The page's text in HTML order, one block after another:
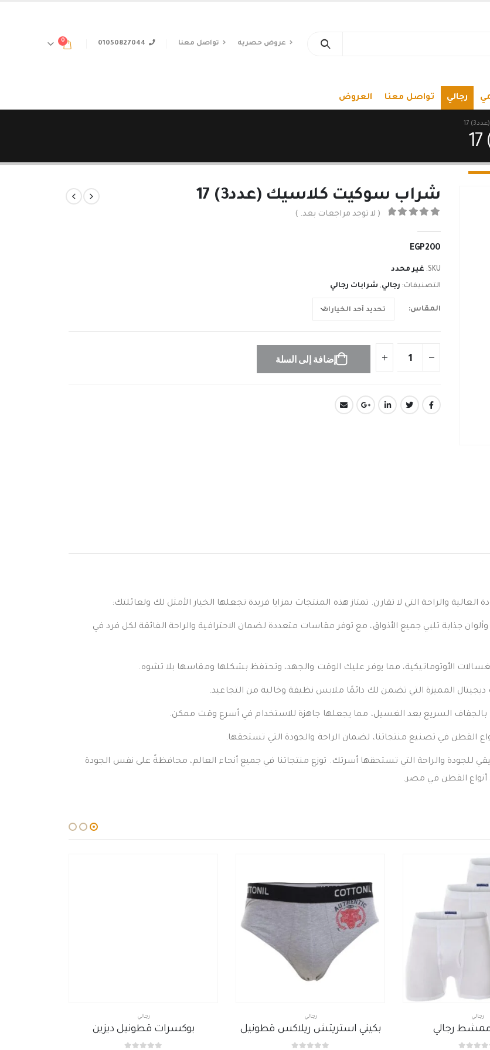
عروض حصريه تواصل معنا 01050827044
0
رجالي تواصل معنا العروض
17
شراب سوكيت كلاسيك (عدد3) 17
( لا توجد مراجعات بعد. )
EGP200
SKU: غير محدد
التصنيفات: رجالي, شرابات رجالي
المقاس
إضافة إلى السلة
والراحة التي لا تقارن. تمتاز هذه المنتجات بمزايا فريدة تجعلها الخيار الأمثل لك ولعائلتك:
جذابة تلبي جميع الأذواق، مع توفر مقاسات متعددة لضمان الاحترافية والراحة الفائقة لكل فرد في
الأوتوماتيكية، مما يوفر عليك الوقت والجهد، وتحتفظ بشكلها ومقاسها بلا تشوه.
المميزة التي تضمن لك دائمًا ملابس نظيفة وخالية من التجاعيد.
بالجفاف السريع بعد الغسيل، مما يجعلها جاهزة للاستخدام في أسرع وقت ممكن.
القطن في تصنيع منتجاتنا، لضمان الراحة والجودة التي تستحقها.
للجودة والراحة التي تستحقها أسرتك. توزع منتجاتنا في جميع أنحاء العالم، محافظةً على نفس الجودة
أنواع القطن في مصر.
رجالي
رجالي
رجالي
بكيني استريتش ريلاكس قطونيل
رجالي
بوكسرات قطونيل ديزين